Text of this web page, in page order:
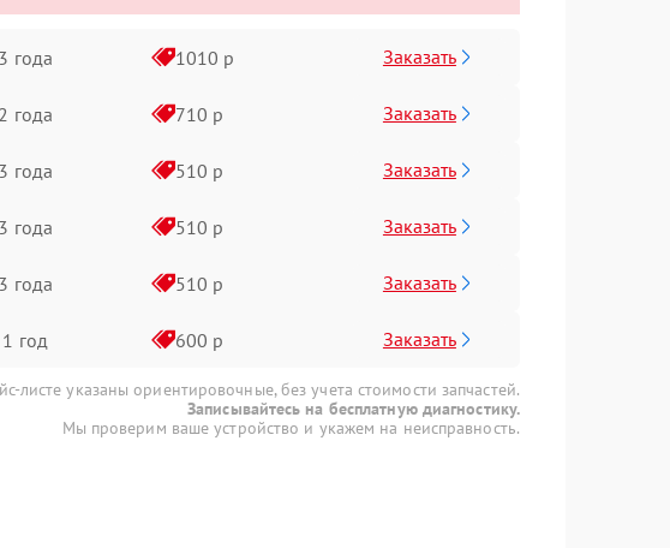
3 года 1010 р Заказать
2 года 710 р Заказать
3 года 510 р Заказать
3 года 510 р Заказать
3 года 510 р Заказать
1 год 600 р Заказать
листе указаны ориентировочные, без учета стоимости запчастей.
Записывайтесь на бесплатную диагностику.
Мы проверим ваше устройство и укажем на неисправность.